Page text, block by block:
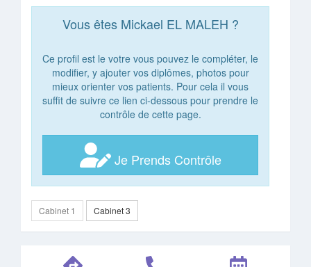
Vous êtes Mickael EL MALEH ?
Ce profil est le votre vous pouvez le compléter, le
modifier, y ajouter vos diplômes, photos pour
mieux orienter vos patients. Pour cela il vous
suffit de suivre ce lien ci-dessous pour prendre le
contrôle de cette page.
Je Prends Contrôle
Cabinet 1 Cabinet 3